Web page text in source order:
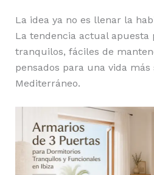
La idea ya no es llenar la
La tendencia actual apuesta
tranquilos, fáciles de
pensados para una vida
Mediterráneo.